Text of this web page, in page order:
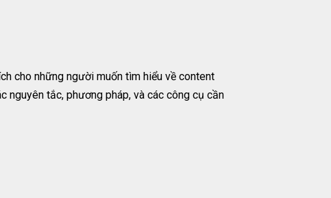
cho những người muốn tìm hiểu về content
nguyên tắc, phương pháp, và các công cụ cần